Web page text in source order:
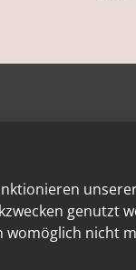
genutzt
womöglich nicht